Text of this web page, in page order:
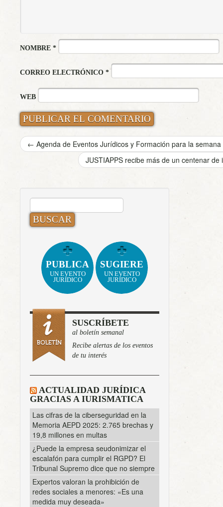
NOMBRE *
CORREO ELECTRÓNICO *
WEB
← Agenda de Eventos Jurídicos y Formación para la
JUSTIAPPS recibe más de un centenar
BUSCAR:
PUBLICA
UN EVENTO
JURÍDICO
SUGIERE
UN EVENTO
JURÍDICO
SUSCRÍBETE
al boletín semanal
Recibe alertas de los eventos
de tu interés
ACTUALIDAD JURÍDICA
GRACIAS A IURISMATICA
Las cifras de la ciberseguridad en la
Memoria AEPD 2025: 2.765 brechas y
19,8 millones en multas
¿Puede la empresa seudonimizar el
escalafón para cumplir el RGPD? El
Tribunal Supremo dice que no siempre
Expertos valoran la prohibición de
redes sociales a menores: «Es una
medida muy deseada»